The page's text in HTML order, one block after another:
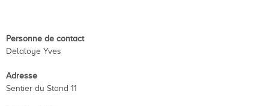
Personne de contact
Delaloye Yves
Adresse
Sentier du Stand 11